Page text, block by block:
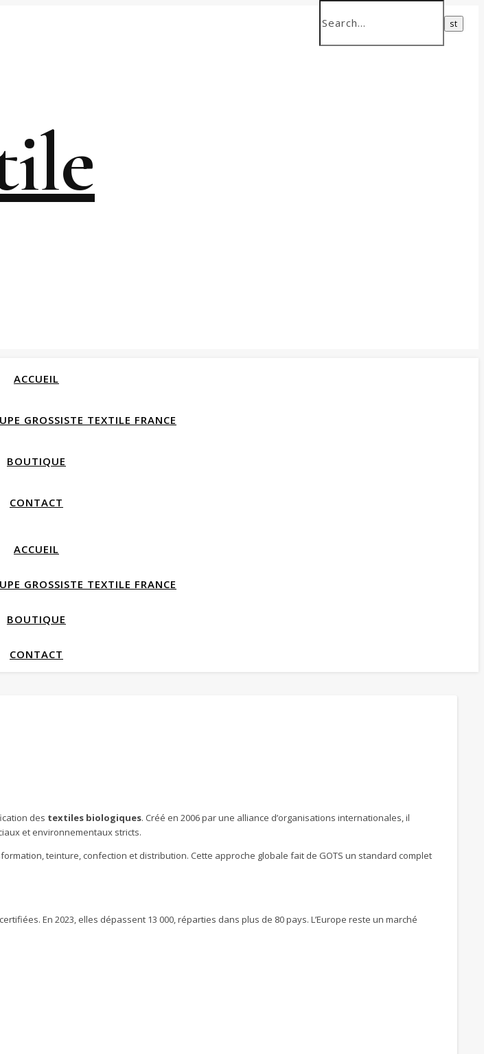
ACCUEIL
GROSSISTE TEXTILE FRANCE
BOUTIQUE
CONTACT
ACCUEIL
GROSSISTE TEXTILE FRANCE
BOUTIQUE
CONTACT
des textiles biologiques. Créé en 2006 par une alliance d’organisations internationales, il
et environnementaux stricts.
teinture, confection et distribution. Cette approche globale fait de GOTS un standard complet
En 2023, elles dépassent 13 000, réparties dans plus de 80 pays. L’Europe reste un marché